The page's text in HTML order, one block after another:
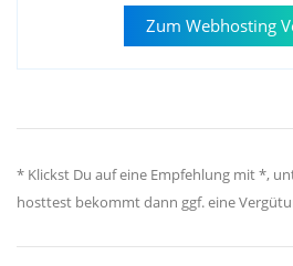
Zum Webhosting
* Klickst Du auf eine Empfehlung mit *,
hosttest bekommt dann ggf. eine